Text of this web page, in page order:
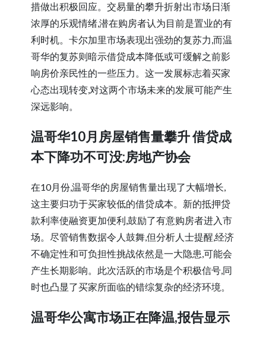
措做出积极回应。交易量的攀升折射出市场日渐
浓厚的乐观情绪,潜在购房者认为目前是置业的有
利时机。卡尔加里市场表现出强劲的复苏力,而温
哥华的复苏则暗示借贷成本降低或可缓解之前影
响房价亲民性的一些压力。这一发展标志着买家
心态出现转变,对这两个市场未来的发展可能产生
深远影响。
温哥华10月房屋销售量攀升 借贷成
本下降功不可没:房地产协会
在10月份,温哥华的房屋销售量出现了大幅增长,
这主要归功于买家较低的借贷成本。新的抵押贷
款利率使融资更加便利,鼓励了有意购房者进入市
场。尽管销售数据令人鼓舞,但分析人士提醒,经济
不确定性和可负担性挑战依然是一大隐患,可能会
产生长期影响。此次活跃的市场是个积极信号,同
时也凸显了买家所面临的错综复杂的经济环境。
温哥华公寓市场正在降温,报告显示